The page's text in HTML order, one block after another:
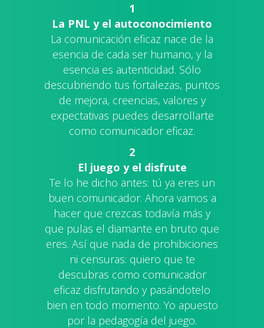
1
La PNL y el autoconocimiento
La comunicación eficaz nace de la
esencia de cada ser humano, y la
esencia es autenticidad. Sólo
descubriendo tus fortalezas, puntos
de mejora, creencias, valores y
expectativas puedes desarrollarte
como comunicador eficaz.
2
El juego y el disfrute
Te lo he dicho antes: tú ya eres un
buen comunicador. Ahora vamos a
hacer que crezcas todavía más y
que pulas el diamante en bruto que
eres. Así que nada de prohibiciones
ni censuras: quiero que te
descubras como comunicador
eficaz disfrutando y pasándotelo
bien en todo momento. Yo apuesto
por la pedagogía del juego.